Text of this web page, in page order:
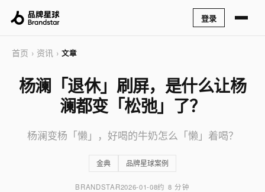
登录
首页 › 资讯 › 文章
杨澜「退休」刷屏，是什么让杨
澜都变「松弛」了？
杨澜变杨「懒」，好喝的牛奶怎么「懒」着喝？
金典 品牌星球案例
BRANDSTAR2026-01-08约 8 分钟